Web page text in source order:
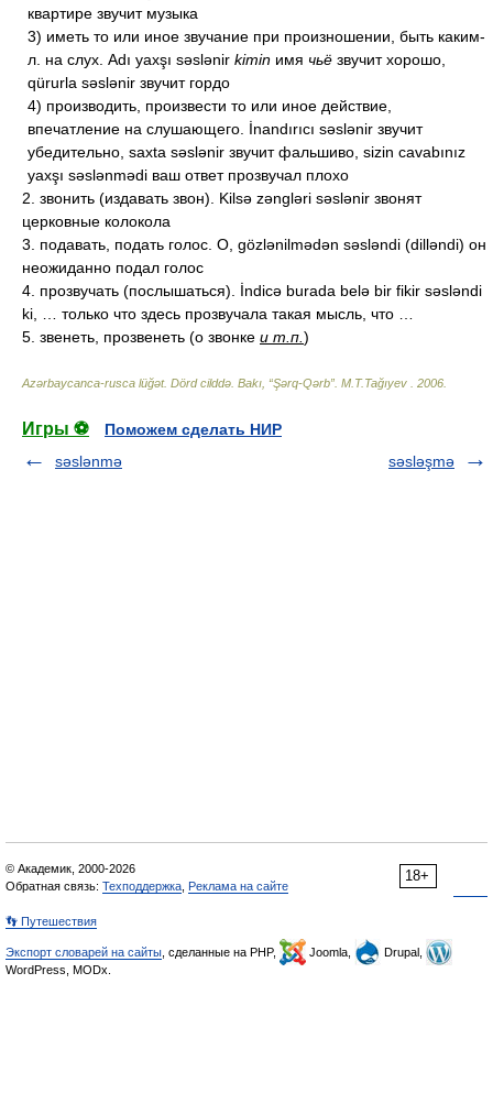
квартире звучит музыка
3) иметь то или иное звучание при произношении, быть каким-
л. на слух. Adı yaxşı səslənir kimin имя чьё звучит хорошо,
qürurla səslənir звучит гордо
4) производить, произвести то или иное действие,
впечатление на слушающего. İnandırıcı səslənir звучит
убедительно, saxta səslənir звучит фальшиво, sizin cavabınız
yaxşı səslənmədi ваш ответ прозвучал плохо
2. звонить (издавать звон). Kilsə zəngləri səslənir звонят
церковные колокола
3. подавать, подать голос. O, gözlənilmədən səsləndi (dilləndi) он
неожиданно подал голос
4. прозвучать (послышаться). İndicə burada belə bir fikir səsləndi
ki, … только что здесь прозвучала такая мысль, что …
5. звенеть, прозвенеть (о звонке и т.п. )
Azərbaycanca-rusca lüğət. Dörd cilddə. Bakı, “Şərq-Qərb” M.T.Tağıyev 2006
Игры ⚽
Поможем сделать НИР
səslənmə
səsləşmə
18+
© Академик, 2000-2026
Обратная связь: Техподдержка Реклама на сайте
👣 Путешествия
Экспорт словарей на сайты , сделанные на PHP, Joomla,
Drupal,
WordPress, MODx.